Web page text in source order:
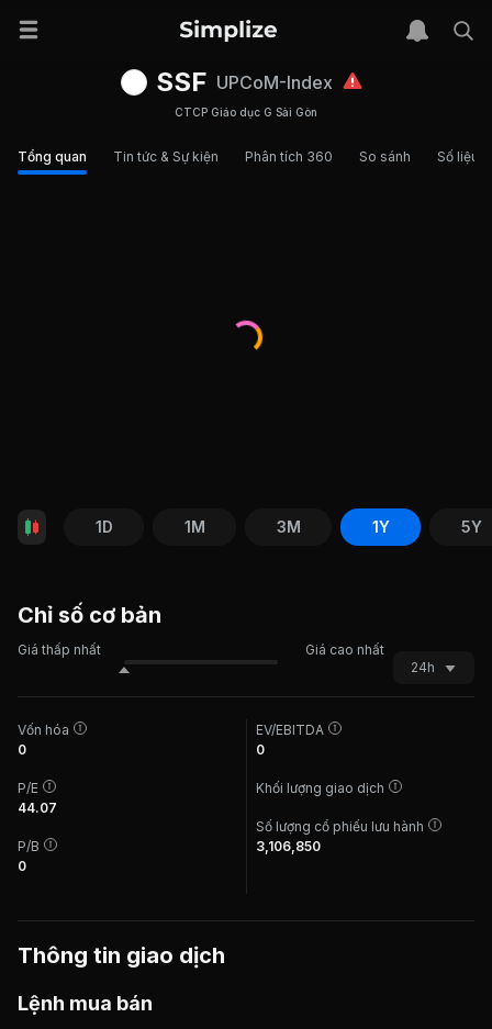
SSF UPCoM-Index
CTCP Giáo dục G Sài Gòn
Tổng quan Tin tức & Sự kiện Phân tích 360 So sánh Số liệu
1D 1M 3M 1Y 5Y
Chỉ số cơ bản
Giá thấp nhất
Giá cao nhất
24h
Vốn hóa
0
P/E
44.07
P/B
0
EV/EBITDA
0
Khối lượng giao dịch
Số lượng cổ phiếu lưu hành
3,106,850
Thông tin giao dịch
Lệnh mua bán